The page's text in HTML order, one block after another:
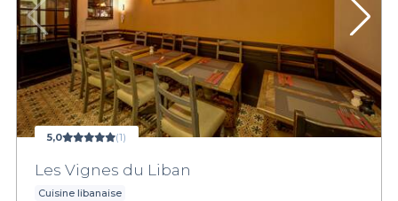
5,0 (1)
Les Vignes du Liban
Cuisine libanaise